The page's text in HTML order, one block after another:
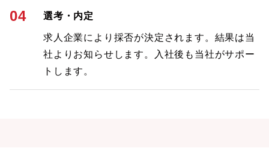
04 選考・内定
求人企業により採否が決定されます。結果は当
社よりお知らせします。入社後も当社がサポー
トします。